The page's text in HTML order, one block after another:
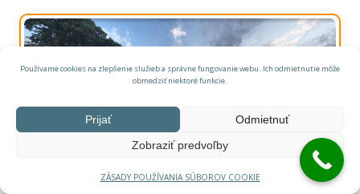
Používame cookies na zlepšenie služieb a správne fungovanie webu. Ich odmietnutie môže
obmedziť niektoré funkcie.
Prijať
Odmietnuť
Zobraziť predvoľby
ZÁSADY POUŽÍVANIA SÚBOROV COOKIE
Ponúkam na predaj 17400 m2 investičný